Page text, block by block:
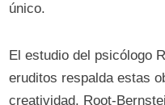
único.
El estudio del psicólogo
eruditos respalda estas
creatividad. Root-